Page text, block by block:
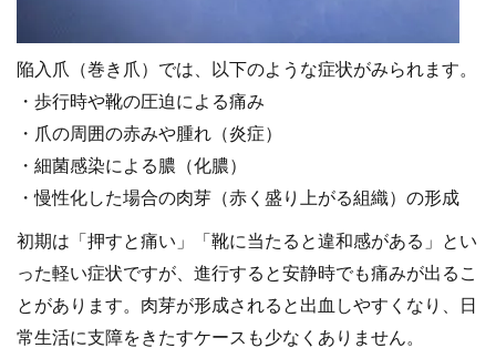
陥入爪（巻き爪）では、以下のような症状がみられます。
・歩行時や靴の圧迫による痛み
・爪の周囲の赤みや腫れ（炎症）
・細菌感染による膿（化膿）
・慢性化した場合の肉芽（赤く盛り上がる組織）の形成
初期は「押すと痛い」「靴に当たると違和感がある」とい
った軽い症状ですが、進行すると安静時でも痛みが出るこ
とがあります。肉芽が形成されると出血しやすくなり、日
常生活に支障をきたすケースも少なくありません。